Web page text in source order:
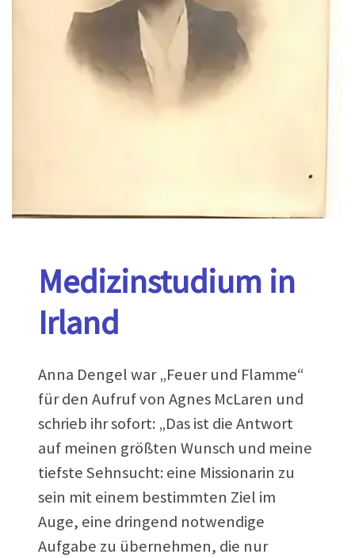
Medizinstudium in
Irland
Anna Dengel war „Feuer und Flamme“
für den Aufruf von Agnes McLaren und
schrieb ihr sofort: „Das ist die Antwort
auf meinen größten Wunsch und meine
tiefste Sehnsucht: eine Missionarin zu
sein mit einem bestimmten Ziel im
Auge, eine dringend notwendige
Aufgabe zu übernehmen, die nur